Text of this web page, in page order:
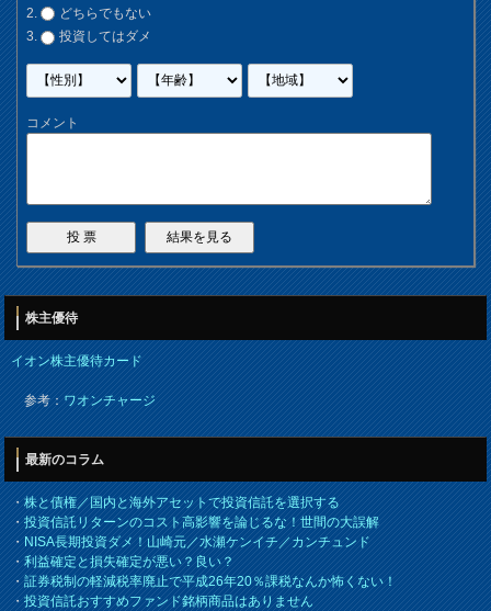
どちらでもない
投資してはダメ
コメント
株主優待
イオン株主優待カード
参考：ワオンチャージ
最新のコラム
・株と債権／国内と海外アセットで投資信託を選択する
・投資信託リターンのコスト高影響を論じるな！世間の大誤解
・NISA長期投資ダメ！山崎元／水瀬ケンイチ／カンチュンド
・利益確定と損失確定が悪い？良い？
・証券税制の軽減税率廃止で平成26年20％課税なんか怖くない！
・投資信託おすすめファンド銘柄商品はありません